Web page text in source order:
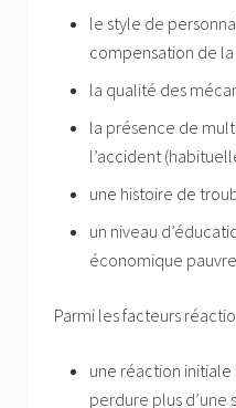
le style de
compensation de
la qualité des
la présence de
l’accident
une histoire de
un niveau
économique pauvre.
Parmi les facteurs
une réaction
perdure plus d’une